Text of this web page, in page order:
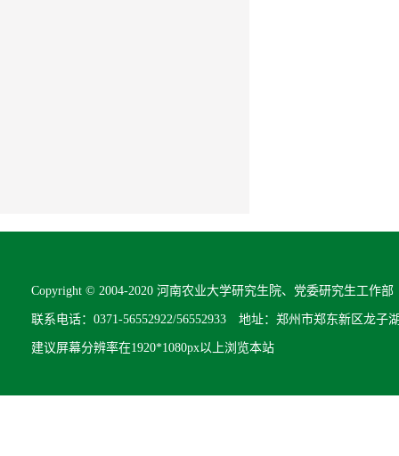
Copyright © 2004-2020 河南农业大学研究生院、党委研究生工作
联系电话：0371-56552922/56552933 地址：郑州市郑东新区龙子
建议屏幕分辨率在1920*1080px以上浏览本站